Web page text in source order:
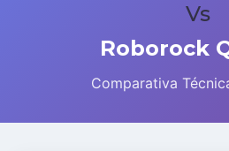
Vs
Roborock
Comparativa